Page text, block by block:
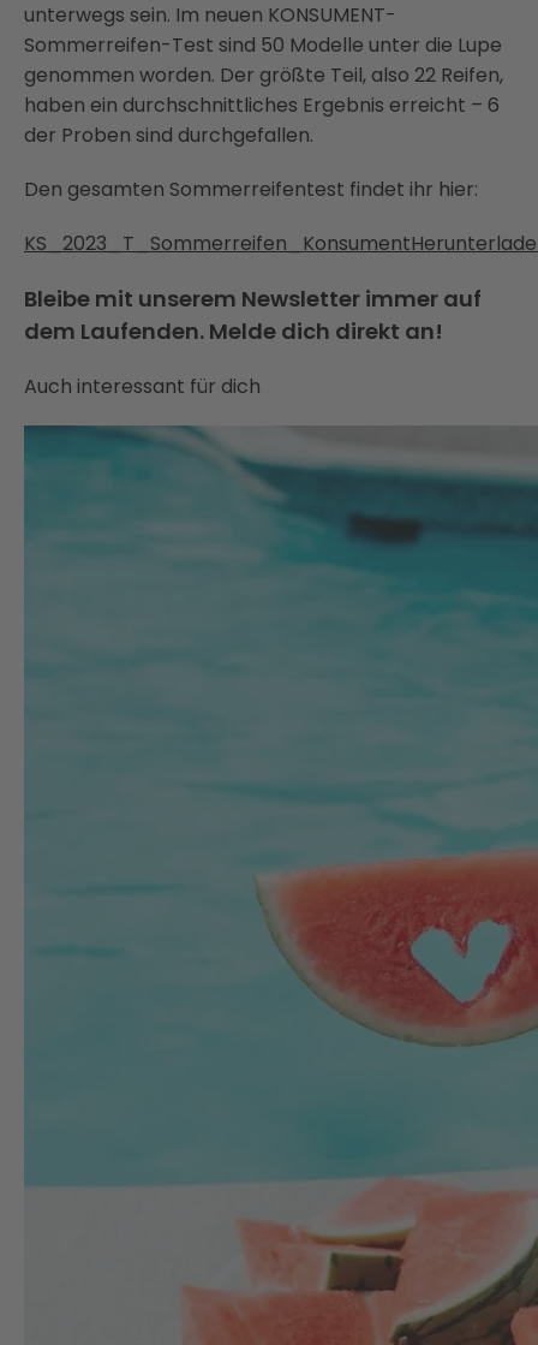
unterwegs sein. Im neuen KONSUMENT-
Sommerreifen-Test sind 50 Modelle unter die Lupe
genommen worden. Der größte Teil, also 22 Reifen,
haben ein durchschnittliches Ergebnis erreicht – 6
der Proben sind durchgefallen.
Den gesamten Sommerreifentest findet ihr hier:
KS_2023_T_Sommerreifen_Konsument
Bleibe mit unserem Newsletter immer auf
dem Laufenden. Melde dich direkt an!
Auch interessant für dich